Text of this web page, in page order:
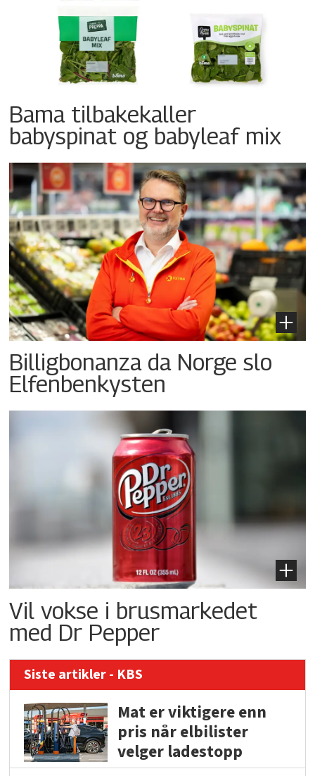
Bama tilbakekaller
babyspinat og babyleaf mix
Billigbonanza da Norge slo
Elfenbenkysten
Vil vokse i brusmarkedet
med Dr Pepper
Siste artikler - KBS
Mat er viktigere enn
pris når elbilister
velger ladestopp